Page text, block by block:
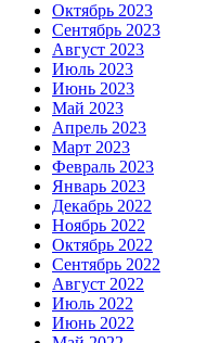
Октябрь 2023
Сентябрь 2023
Август 2023
Июль 2023
Июнь 2023
Май 2023
Апрель 2023
Март 2023
Февраль 2023
Январь 2023
Декабрь 2022
Ноябрь 2022
Октябрь 2022
Сентябрь 2022
Август 2022
Июль 2022
Июнь 2022